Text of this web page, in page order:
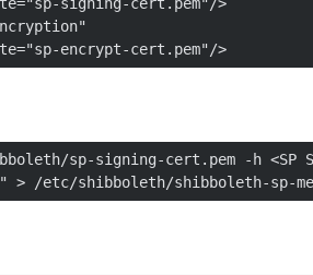
encrypt-cert.pem"/>
sp-signing-cert.pem -h <SP
> /etc/shibboleth/shibboleth-sp-